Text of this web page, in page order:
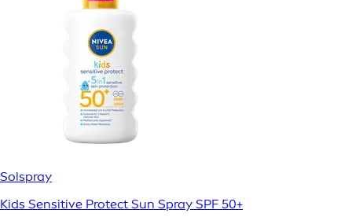
Solspray
Kids Sensitive Protect Sun Spray SPF 50+